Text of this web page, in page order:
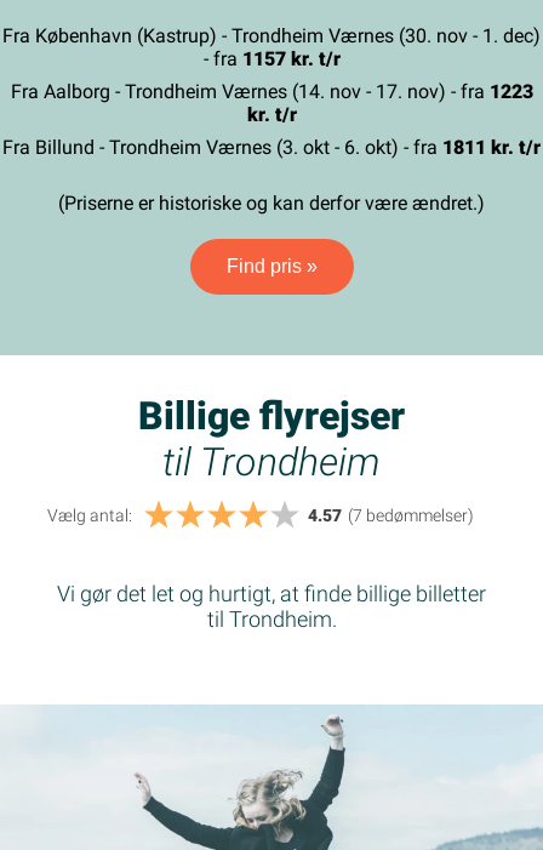
Fra København (Kastrup) - Trondheim Værnes (30. nov - 1. dec)
- fra 1157 kr. t/r
Fra Aalborg - Trondheim Værnes (14. nov - 17. nov) - fra 1223
kr. t/r
Fra Billund - Trondheim Værnes (3. okt - 6. okt) - fra 1811 kr. t/r
(Priserne er historiske og kan derfor være ændret.)
Find pris »
Billige flyrejser
til Trondheim
Vælg antal: 4.57 (7 bedømmelser)
Vi gør det let og hurtigt, at finde billige billetter
til Trondheim.